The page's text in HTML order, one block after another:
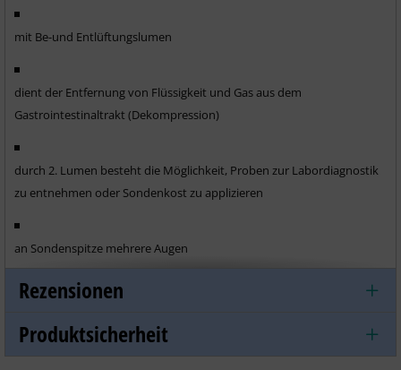
mit Be-und Entlüftungslumen
dient der Entfernung von Flüssigkeit und Gas aus dem
Gastrointestinaltrakt (Dekompression)
durch 2. Lumen besteht die Möglichkeit, Proben zur Labordiagnostik
zu entnehmen oder Sondenkost zu applizieren
an Sondenspitze mehrere Augen
trichterförmiges Ansatzstück
Rezensionen
Produktsicherheit